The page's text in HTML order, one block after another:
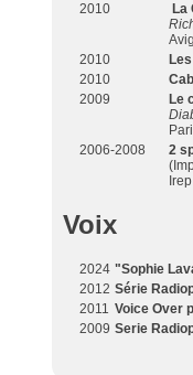
2010
La
2010
2010
2009
Le
2006-2008
2
Voix
2024 "Sophie
2012 Série
2011 Voice Over
2009 Serie